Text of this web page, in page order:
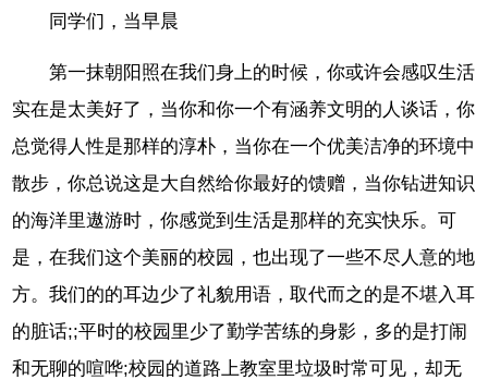
同学们，当早晨
第一抹朝阳照在我们身上的时候，你或许会感叹生活
实在是太美好了，当你和你一个有涵养文明的人谈话，你
总觉得人性是那样的淳朴，当你在一个优美洁净的环境中
散步，你总说这是大自然给你最好的馈赠，当你钻进知识
的海洋里遨游时，你感觉到生活是那样的充实快乐。可
是，在我们这个美丽的校园，也出现了一些不尽人意的地
方。我们的的耳边少了礼貌用语，取代而之的是不堪入耳
的脏话;;平时的校园里少了勤学苦练的身影，多的是打闹
和无聊的喧哗;校园的道路上教室里垃圾时常可见，却无